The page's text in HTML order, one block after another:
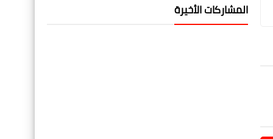
المشاركات الأخيرة